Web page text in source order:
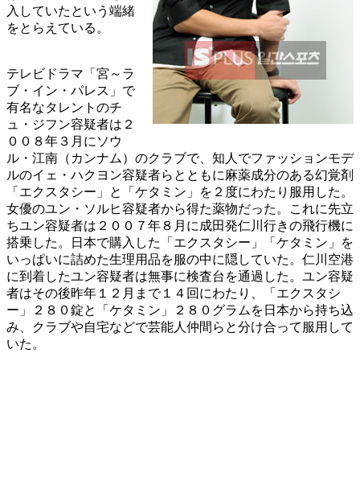
入していたという端緒
をとらえている。
テレビドラマ「宮～ラ
ブ・イン・パレス」で
有名なタレントのチ
ュ・ジフン容疑者は２
００８年３月にソウ
ル・江南（カンナム）のクラブで、知人でファッションモデ
ルのイェ・ハクヨン容疑者らとともに麻薬成分のある幻覚剤
「エクスタシー」と「ケタミン」を２度にわたり服用した。
女優のユン・ソルヒ容疑者から得た薬物だった。これに先立
ちユン容疑者は２００７年８月に成田発仁川行きの飛行機に
搭乗した。日本で購入した「エクスタシー」「ケタミン」を
いっぱいに詰めた生理用品を服の中に隠していた。仁川空港
に到着したユン容疑者は無事に検査台を通過した。ユン容疑
者はその後昨年１２月まで１４回にわたり、「エクスタシ
ー」２８０錠と「ケタミン」２８０グラムを日本から持ち込
み、クラブや自宅などで芸能人仲間らと分け合って服用して
いた。